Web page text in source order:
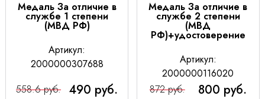
Медаль За отличие в
службе 1 степени
(МВД РФ)
Артикул:
2000000307688
558.6 руб.
490 руб.
Медаль За отличие в
службе 2 степени
(МВД
РФ)+удостоверение
Артикул:
2000000116020
872 руб.
800 руб.